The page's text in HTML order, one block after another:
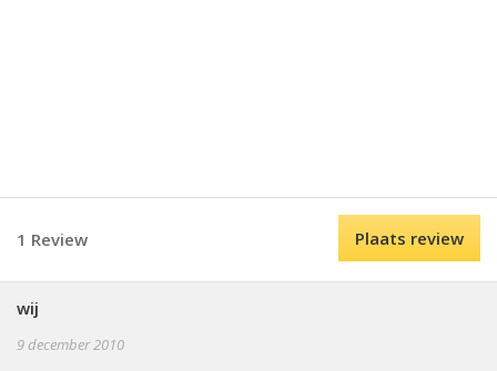
1 Review Plaats review
wij
9 december 2010